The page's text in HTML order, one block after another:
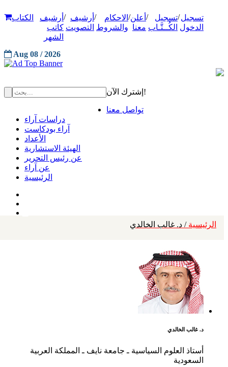
تسجيل
الدخول
/تسجيل
الكُــتَّـاب
/ أعلن
معنا
/ الاحكام
والشروط
/ أرشيف
التصويت
/ أرشيف
كاتب
الشهر
الكتاب
Aug 08 / 2026
إشترك الآن!
تواصل معنا
دراسات آراء
آراء بودكاست
الأعداد
الهيئة الاستشارية
عن رئيس التحرير
عن آراء
الرئيسية
الرئيسية / د. غالب الخالدي
د. غالب الخالدي
أستاذ العلوم السياسية ـ جامعة نايف ـ المملكة العربية
السعودية